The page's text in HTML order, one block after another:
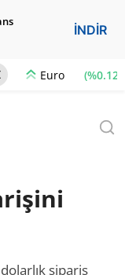
İNDİR
Euro (%0.12)
sipariş